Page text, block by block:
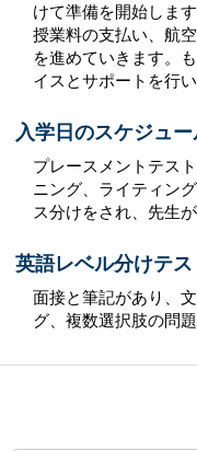
けて準備を開始します
授業料の支払い、航
を進めていきます。
イスとサポートを行い
入学日のスケジュ
プレースメントテス
ニング、ライティン
ス分けをされ、先生
英語レベル分けテ
面接と筆記があり、
グ、複数選択肢の問